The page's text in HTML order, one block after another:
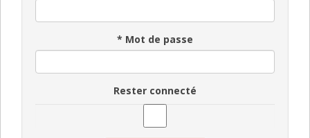
* Mot de passe
Rester connecté